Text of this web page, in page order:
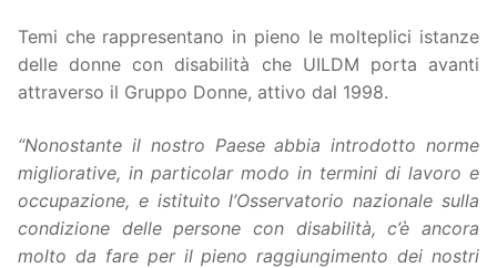
Temi che rappresentano in pieno le molteplici istanze
delle donne con disabilità che UILDM porta avanti
attraverso il Gruppo Donne, attivo dal 1998.
“Nonostante il nostro Paese abbia introdotto norme
migliorative, in particolar modo in termini di lavoro e
occupazione, e istituito l’Osservatorio nazionale sulla
condizione delle persone con disabilità, c’è ancora
molto da fare per il pieno raggiungimento dei nostri